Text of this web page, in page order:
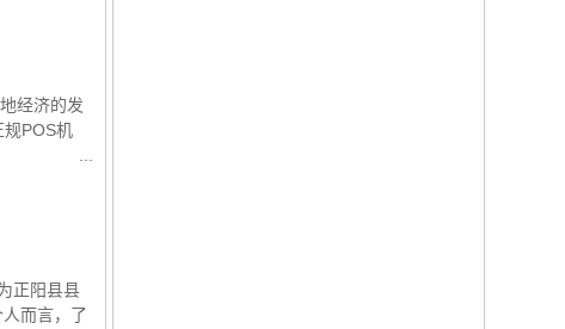
经济的发
POS机
正阳县县
而言，了